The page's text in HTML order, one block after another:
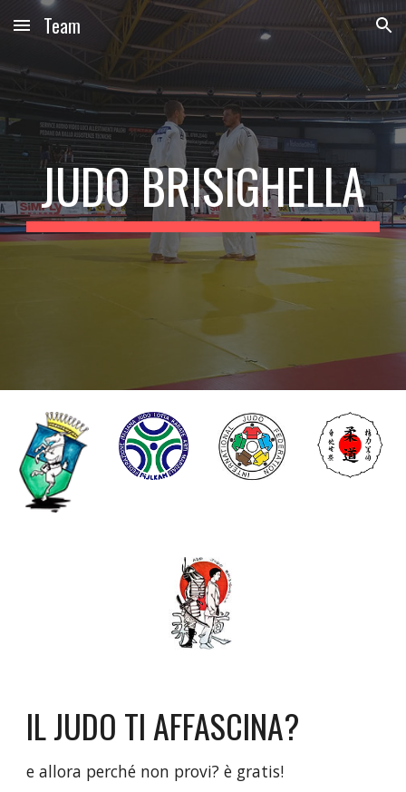
Skip to main content Skip to navigation
Team
JUDO BRISIGHELLA
IL JUDO TI AFFASCINA?
e allora perché non provi? è gratis!